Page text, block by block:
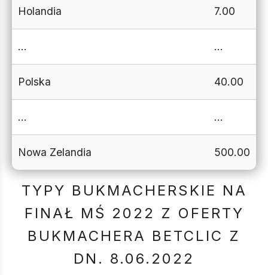
Holandia 7.00
… …
Polska 40.00
… …
Nowa Zelandia 500.00
TYPY BUKMACHERSKIE NA
FINAŁ MŚ 2022 Z OFERTY
BUKMACHERA BETCLIC Z
DN. 8.06.2022